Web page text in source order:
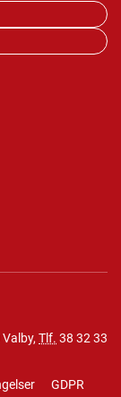
Tlf. 38 32 33
GDPR